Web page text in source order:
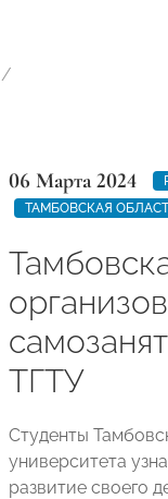
06 Марта 2024
ТАМБОВСКАЯ
ТГТУ
Студенты
университета
развитие своего